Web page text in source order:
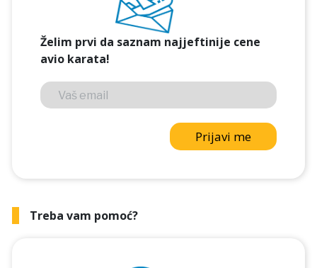
Želim prvi da saznam najjeftinije cene
avio karata!
Prijavi me
Treba vam pomoć?